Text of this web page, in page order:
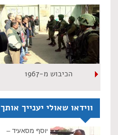
הכיבוש מ-1967
ווידאו שאולי יענייך אותך
יוסף מסאעיד –